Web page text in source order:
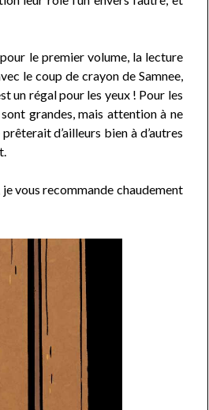
le premier volume, la lecture
le coup de crayon de Samnee,
un régal pour les yeux ! Pour les
grandes, mais attention à ne
d’ailleurs bien à d’autres
vous recommande chaudement